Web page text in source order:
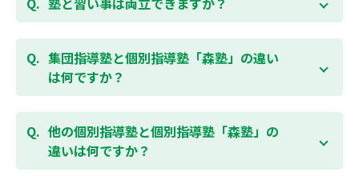
様の成績アップを目指しましょう！まずは無料授業体
験を！
無料体験はこちら
「全額」を返金させていただく「返金制度」をご用意
しております。
森塾は個別指導ですので、時間や曜日を自由に選択す
ることができます。そのため、部活やすでにお通いの
習い事などと無理なく両立することができます。
集団指導塾と個別指導塾「森塾」の違い
は何ですか？
集団指導塾は多人数の生徒に対して授業を行う学校の
授業と似たスタイルでの指導となりますが、個別指導
塾の森塾は一人ひとりの学習スピードに合わせて個別
に指導します。
他の個別指導塾と個別指導塾「森塾」の
違いは何ですか？